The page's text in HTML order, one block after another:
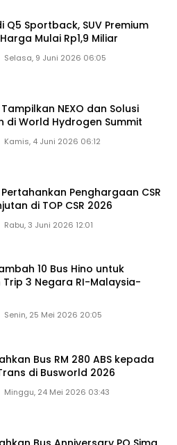
Q5 Sportback, SUV Premium
Mulai Rp1,9 Miliar
Selasa, 9 Juni 2026 06:05
NEXO dan Solusi
di World Hydrogen Summit
Kamis, 4 Juni 2026 06:12
Penghargaan CSR
di TOP CSR 2026
Rabu, 3 Juni 2026 12:01
10 Bus Hino untuk
Trip 3 Negara RI-Malaysia-
Senin, 25 Mei 2026 20:05
Bus RM 280 ABS kepada
di Busworld 2026
Minggu, 24 Mei 2026 03:43